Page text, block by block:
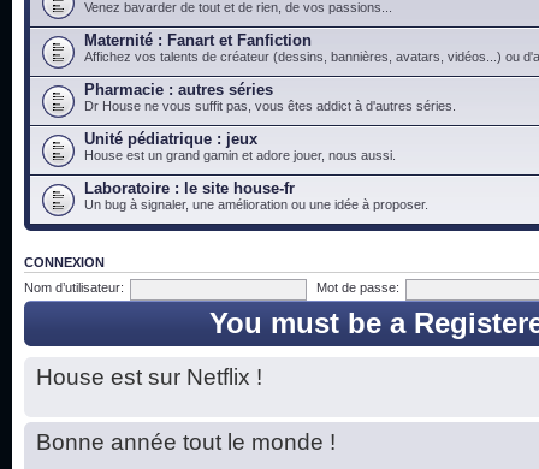
Venez bavarder de tout et de rien, de vos passions...
Maternité : Fanart et Fanfiction
Affichez vos talents de créateur (dessins, bannières, avatars, vidéos...) ou
Pharmacie : autres séries
Dr House ne vous suffit pas, vous êtes addict à d'autres séries.
Unité pédiatrique : jeux
House est un grand gamin et adore jouer, nous aussi.
Laboratoire : le site house-fr
Un bug à signaler, une amélioration ou une idée à proposer.
CONNEXION
Nom d’utilisateur:
Mot de passe:
You must be a
House est sur Netflix !
Bonne année tout le monde !